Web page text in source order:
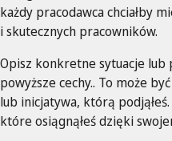
każdy pracodawca chciałby
i skutecznych pracowników.
Opisz konkretne sytuacje
powyższe cechy.. To może
lub inicjatywa, którą
które osiągnąłeś dzięki